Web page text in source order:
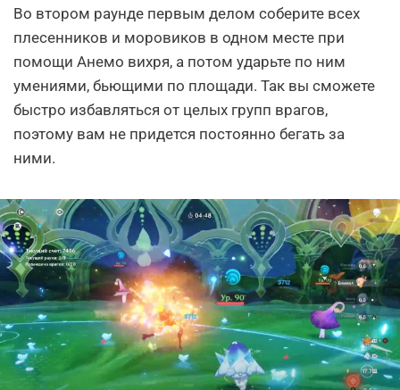
Во втором раунде первым делом соберите всех
плесенников и моровиков в одном месте при
помощи Анемо вихря, а потом ударьте по ним
умениями, бьющими по площади. Так вы сможете
быстро избавляться от целых групп врагов,
поэтому вам не придется постоянно бегать за
ними.